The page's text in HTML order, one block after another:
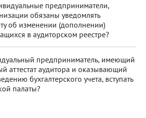
предприниматели,
обязаны уведомлять
об изменении (дополнении)
в аудиторском реестре?
предприниматель, имеющий
аттестат аудитора и оказывающий
бухгалтерского учета, вступать
палаты?